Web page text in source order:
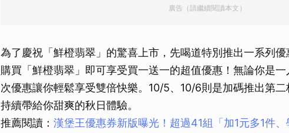
廣告（請繼續閱讀本文）
為了慶祝「鮮橙翡翠」的驚喜上市，先喝道特別推出一系列
購買「鮮橙翡翠」即可享受買一送一的超值優惠！無論你是
次優惠讓你輕鬆享受雙倍快樂。10/5、10/6則是加碼推出第二
持續帶給你甜爽的秋日體驗。
推薦閱讀： 漢堡王優惠券新版曝光！超過41組「加1元多1件